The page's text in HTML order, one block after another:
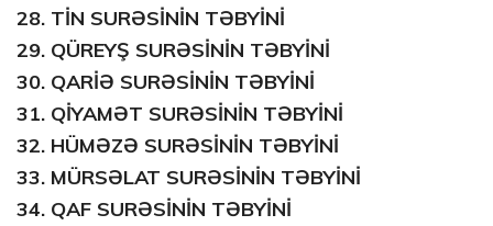
28. TİN SURƏSİNİN TƏBYİNİ
29. QÜREYŞ SURƏSİNİN TƏBYİNİ
30. QARİƏ SURƏSİNİN TƏBYİNİ
31. QİYAMƏT SURƏSİNİN TƏBYİNİ
32. HÜMƏZƏ SURƏSİNİN TƏBYİNİ
33. MÜRSƏLAT SURƏSİNİN TƏBYİNİ
34. QAF SURƏSİNİN TƏBYİNİ